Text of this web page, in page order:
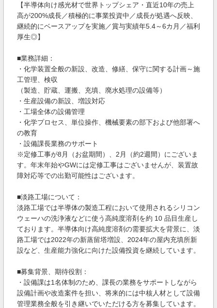
【半導体向け感光材で世界トップシェア・直近10年の売上
高が200%成長／積極的に事業投資中／成長が処遇へ反映、
継続的にベースアップを実施／賞与実績年5.4～6カ月／福利
厚生◎】
■業務詳細：
・化学装置全般の新設、改造、修繕、保守に関する計画～施
工管理、検収
（製造、貯蔵、運搬、充填、廃水処理の設備等）
・生産設備の新設、増設対応
・工場全体の設備管理
・化学プロセス、単位操作、機械要素の部下および他部署へ
の教育
・設備課長業務のサポート
※定修工事が8月（お盆期間）、2月（約2週間）にございま
す。年末年始やGWには定修工事はございませんが、装置故
障対応等での出勤可能性はございます。
■淡路工場について：
淡路工場では半導体の製造工程において使用されるシリコン
ウェーハの洗浄液などに使う高純度溶剤を約 10 品目生産し
ております。半導体向け高純度溶剤の需要拡大を背景に、淡
路工場では2022年の新蒸留塔増設、2024年の屋内充填所新
設など、生産能力強化に向けた設備投資を継続しています。
■募集背景、期待役割：
・設備課は1名体制のため、課長の業務をサポートしながら
設備計画や改造案件を担い、将来的には中核人材として設備
管理業務全般を引き継いでいただける方を募集しています。